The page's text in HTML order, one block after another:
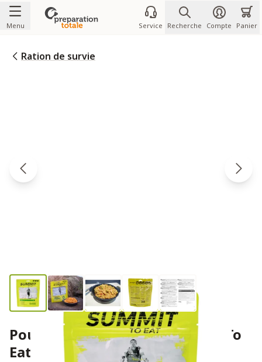
Allez au contenu
Menu Service Recherche Compte Panier
Ration de survie
Poulet tikka avec riz – Summit To
Eat